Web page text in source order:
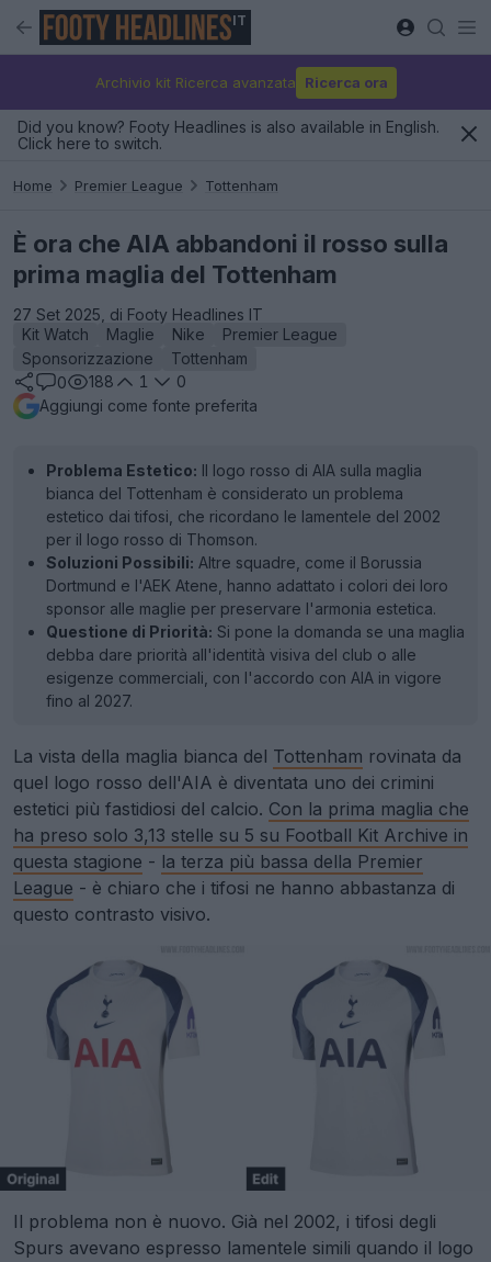
IT
Archivio kit Ricerca avanzata Ricerca ora
Did you know? Footy Headlines is also available in English.
Click here to switch.
Home Premier League Tottenham
È ora che AIA abbandoni il rosso sulla
prima maglia del Tottenham
27 Set 2025, di Footy Headlines IT
Kit Watch
Maglie Nike
Premier League
Sponsorizzazione
Tottenham
0
188 1
0
Aggiungi come fonte preferita
Problema Estetico: Il logo rosso di AIA sulla maglia
bianca del Tottenham è considerato un problema
estetico dai tifosi, che ricordano le lamentele del 2002
per il logo rosso di Thomson.
Soluzioni Possibili: Altre squadre, come il Borussia
Dortmund e l'AEK Atene, hanno adattato i colori dei loro
sponsor alle maglie per preservare l'armonia estetica.
Questione di Priorità: Si pone la domanda se una maglia
debba dare priorità all'identità visiva del club o alle
esigenze commerciali, con l'accordo con AIA in vigore
fino al 2027.
La vista della maglia bianca del Tottenham rovinata da
quel logo rosso dell'AIA è diventata uno dei crimini
estetici più fastidiosi del calcio. Con la prima maglia che
ha preso solo 3,13 stelle su 5 su Football Kit Archive in
questa stagione - la terza più bassa della Premier
League - è chiaro che i tifosi ne hanno abbastanza di
questo contrasto visivo.
Il problema non è nuovo. Già nel 2002, i tifosi degli
Spurs avevano espresso lamentele simili quando il logo